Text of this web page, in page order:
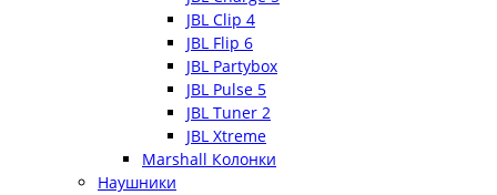
JBL Clip 4
JBL Flip 6
JBL Partybox
JBL Pulse 5
JBL Tuner 2
JBL Xtreme
Marshall Колонки
Наушники